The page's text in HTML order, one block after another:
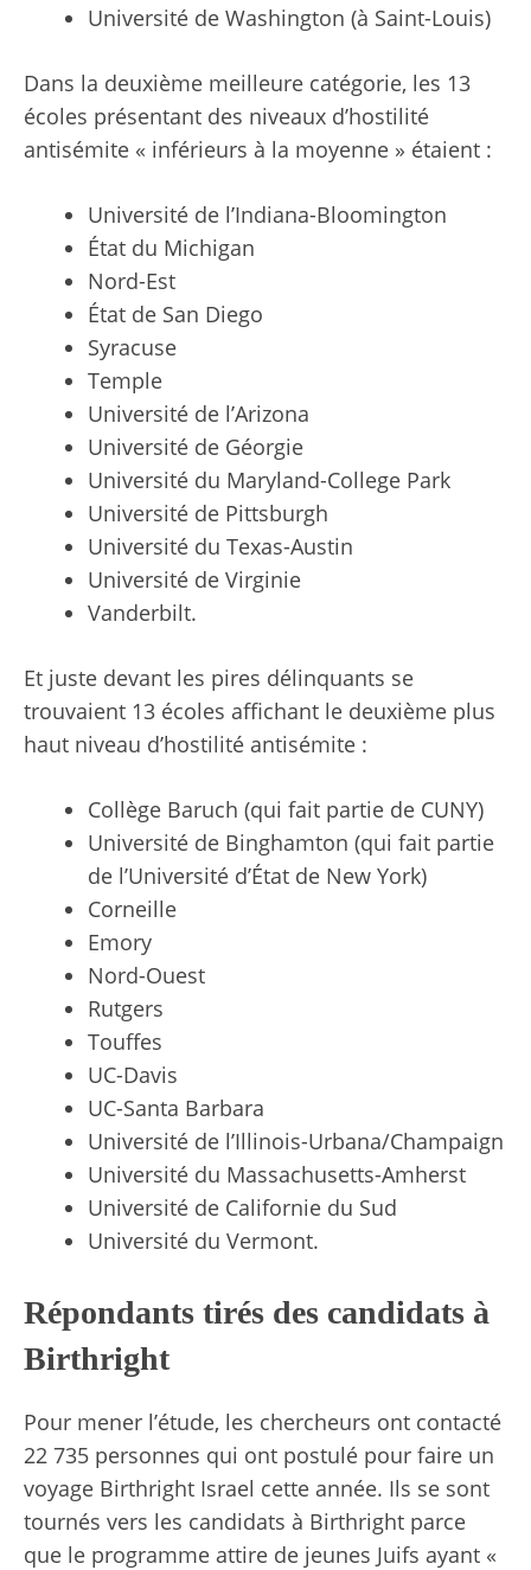
Université de Washington (à Saint-Louis)
Dans la deuxième meilleure catégorie, les 13
écoles présentant des niveaux d’hostilité
antisémite « inférieurs à la moyenne » étaient :
Université de l’Indiana-Bloomington
État du Michigan
Nord-Est
État de San Diego
Syracuse
Temple
Université de l’Arizona
Université de Géorgie
Université du Maryland-College Park
Université de Pittsburgh
Université du Texas-Austin
Université de Virginie
Vanderbilt.
Et juste devant les pires délinquants se
trouvaient 13 écoles affichant le deuxième plus
haut niveau d’hostilité antisémite :
Collège Baruch (qui fait partie de CUNY)
Université de Binghamton (qui fait partie
de l’Université d’État de New York)
Corneille
Emory
Nord-Ouest
Rutgers
Touffes
UC-Davis
UC-Santa Barbara
Université de l’Illinois-Urbana/Champaign
Université du Massachusetts-Amherst
Université de Californie du Sud
Université du Vermont.
Répondants tirés des candidats à
Birthright
Pour mener l’étude, les chercheurs ont contacté
22 735 personnes qui ont postulé pour faire un
voyage Birthright Israel cette année. Ils se sont
tournés vers les candidats à Birthright parce
que le programme attire de jeunes Juifs ayant «